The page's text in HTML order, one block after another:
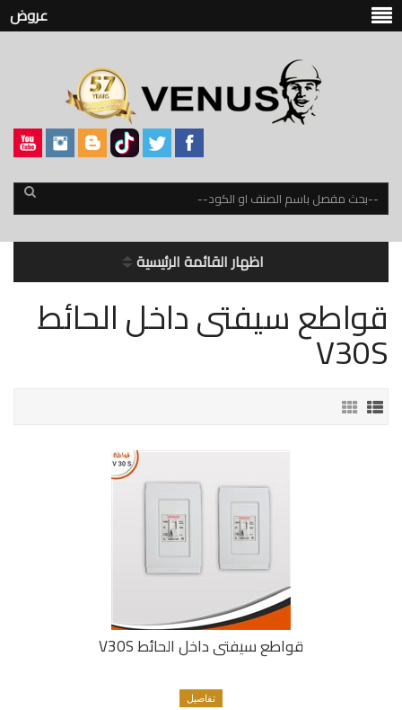
عروض
اظهار القائمة الرئيسية
قواطع سيفتى داخل الحائط
V30S
قواطع سيفتى داخل الحائط V30S
تفاصيل